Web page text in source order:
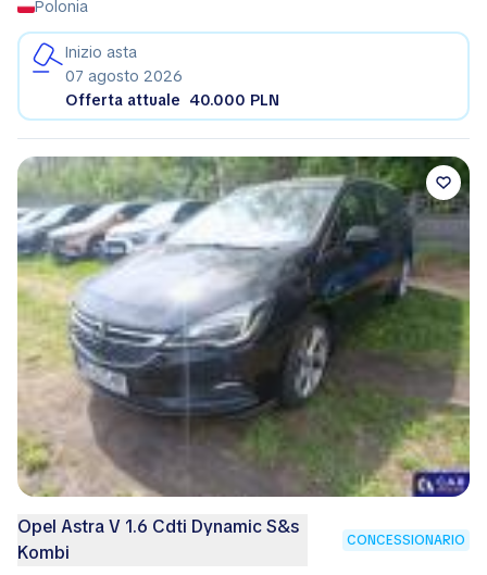
Polonia
Inizio asta
07 agosto 2026
Offerta attuale 40.000 PLN
Opel Astra V 1.6 Cdti Dynamic S&s
Kombi
CONCESSIONARIO